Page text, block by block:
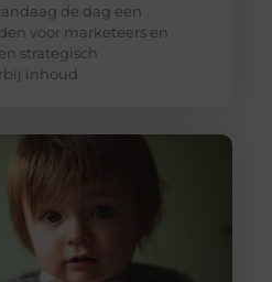
de dag een
voor marketeers en
strategisch
inhoud